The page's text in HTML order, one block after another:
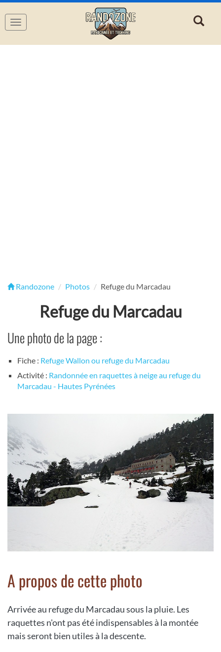
Navigation
Randozone Photos Refuge du Marcadau
Refuge du Marcadau
Une photo de la page :
Fiche : Refuge Wallon ou refuge du Marcadau
Activité : Randonnée en raquettes à neige au refuge du
Marcadau - Hautes Pyrénées
A propos de cette photo
Arrivée au refuge du Marcadau sous la pluie. Les
raquettes n'ont pas été indispensables à la montée
mais seront bien utiles à la descente.